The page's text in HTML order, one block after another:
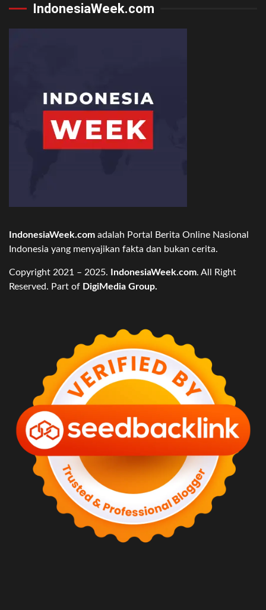
IndonesiaWeek.com
IndonesiaWeek.com adalah Portal Berita Online Nasional
Indonesia yang menyajikan fakta dan bukan cerita.
Copyright 2021 – 2025. IndonesiaWeek.com. All Right
Reserved. Part of DigiMedia Group.